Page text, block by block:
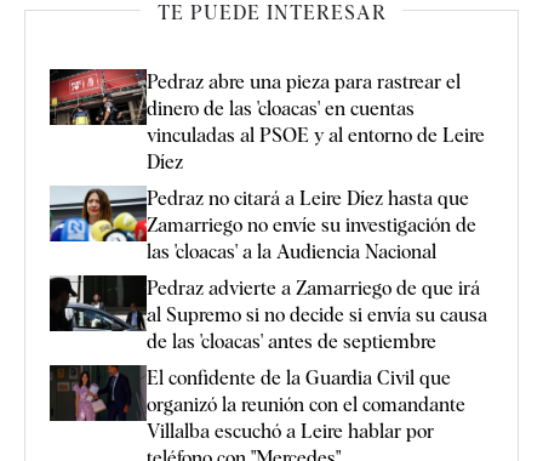
TE PUEDE INTERESAR
Pedraz abre una pieza para rastrear el
dinero de las 'cloacas' en cuentas
vinculadas al PSOE y al entorno de Leire
Díez
Pedraz no citará a Leire Díez hasta que
Zamarriego no envíe su investigación de
las 'cloacas' a la Audiencia Nacional
Pedraz advierte a Zamarriego de que irá
al Supremo si no decide si envía su causa
de las 'cloacas' antes de septiembre
El confidente de la Guardia Civil que
organizó la reunión con el comandante
Villalba escuchó a Leire hablar por